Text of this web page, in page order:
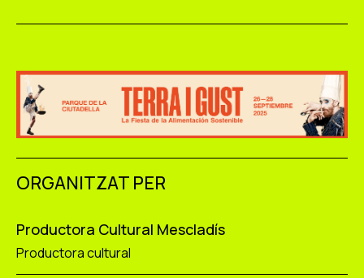
ORGANITZAT PER
Productora Cultural Mescladís
Productora cultural